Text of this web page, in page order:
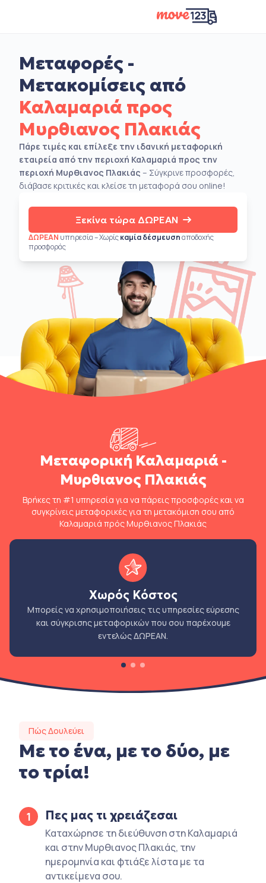
Μεταφορές -
Μετακομίσεις από
Καλαμαριά προς
Μυρθιανος Πλακιάς
Πάρε τιμές και επίλεξε την ιδανική μεταφορική
εταιρεία από την περιοχή Καλαμαριά προς την
περιοχή Μυρθιανος Πλακιάς – Σύγκρινε προσφορές,
διάβασε κριτικές και κλείσε τη μεταφορά σου online!
Ξεκίνα τώρα ΔΩΡΕΑΝ
ΔΩΡΕΑΝ υπηρεσία – Χωρίςκαμία δέσμευσηαποδοχής
προσφοράς
Μεταφορική Καλαμαριά -
Μυρθιανος Πλακιάς
Βρήκες τη #1 υπηρεσία για να πάρεις προσφορές και να
συγκρίνεις μεταφορικές για τη μετακόμιση σου από
Καλαμαριά πρός Μυρθιανος Πλακιάς
Χωρός Κόστος
Μπορείς να χρησιμοποιήσεις τις υπηρεσίες εύρεσης
και σύγκρισης μεταφορικών που σου παρέχουμε
εντελώς ΔΩΡΕΑΝ.
Πώς Δουλεύει
Με το ένα, με το δύο, με
το τρία!
1 Πες μας τι χρειάζεσαι
Καταχώρησε τη διεύθυνση στη Καλαμαριά
και στην Μυρθιανος Πλακιάς, την
ημερομηνία και φτιάξε λίστα με τα
αντικείμενα σου.